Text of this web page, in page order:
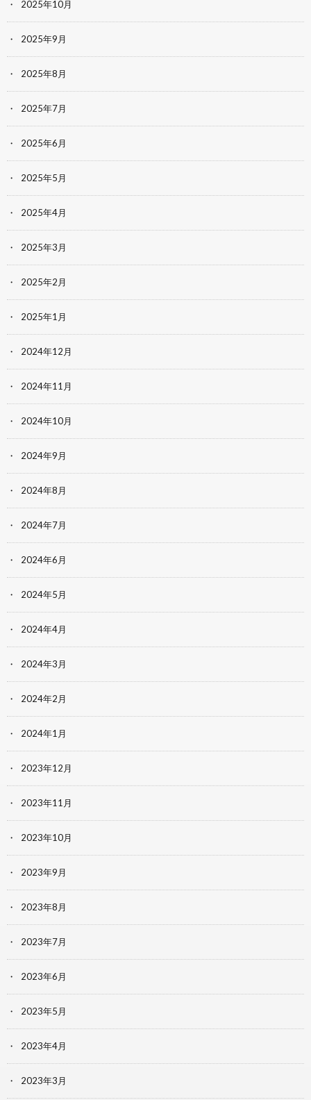
2025年10月
2025年9月
2025年8月
2025年7月
2025年6月
2025年5月
2025年4月
2025年3月
2025年2月
2025年1月
2024年12月
2024年11月
2024年10月
2024年9月
2024年8月
2024年7月
2024年6月
2024年5月
2024年4月
2024年3月
2024年2月
2024年1月
2023年12月
2023年11月
2023年10月
2023年9月
2023年8月
2023年7月
2023年6月
2023年5月
2023年4月
2023年3月